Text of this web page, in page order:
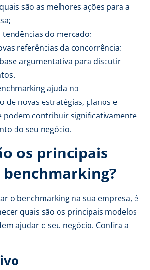
são as melhores ações para a
tendências do mercado;
referências da concorrência;
argumentativa para discutir
ajuda no
de novas estratégias, planos e
podem contribuir significativamente
do seu negócio.
os principais
o benchmarking na sua empresa, é
quais são os principais modelos
ajudar o seu negócio. Confira a